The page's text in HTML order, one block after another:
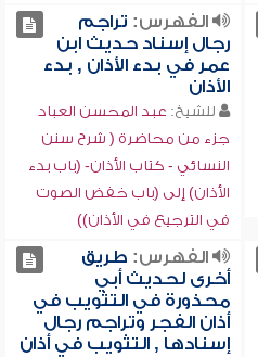
الفهرس: تراجم
رجال إسناد حديث ابن
عمر في بدء الأذان , بدء
الأذان
للشيخ: عبد المحسن العباد
جزء من محاضرة ( شرح سنن
النسائي - كتاب الأذان- (باب بدء
الأذان) إلى (باب خفض الصوت
في الترجيع في الأذان))
الفهرس: طريق
أخرى لحديث أبي
محذورة في التثويب في
أذان الفجر وتراجم رجال
إسنادها , التثويب في أذان